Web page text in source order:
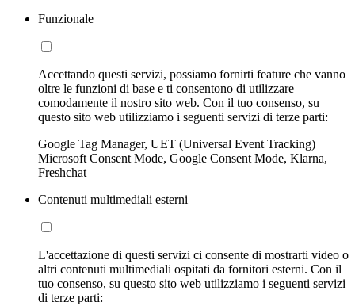
Funzionale
Accettando questi servizi, possiamo fornirti feature che vanno
oltre le funzioni di base e ti consentono di utilizzare
comodamente il nostro sito web. Con il tuo consenso, su
questo sito web utilizziamo i seguenti servizi di terze parti:
Google Tag Manager, UET (Universal Event Tracking)
Microsoft Consent Mode, Google Consent Mode, Klarna,
Freshchat
Contenuti multimediali esterni
L'accettazione di questi servizi ci consente di mostrarti video o
altri contenuti multimediali ospitati da fornitori esterni. Con il
tuo consenso, su questo sito web utilizziamo i seguenti servizi
di terze parti: